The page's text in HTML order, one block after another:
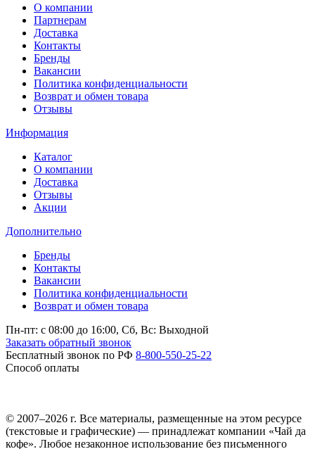
О компании
Партнерам
Доставка
Контакты
Бренды
Вакансии
Политика конфиденциальности
Возврат и обмен товара
Отзывы
Информация
Каталог
О компании
Доставка
Отзывы
Акции
Дополнительно
Бренды
Контакты
Вакансии
Политика конфиденциальности
Возврат и обмен товара
Пн-пт: c 08:00 до 16:00, Сб, Вс: Выходной
Заказать обратный звонок
Бесплатный звонок по РФ 8-800-550-25-22
Способ оплаты
© 2007–2026 г. Все материалы, размещенные на этом ресурсе
(текстовые и графические) — принадлежат компании «Чай да
кофе». Любое незаконное использование без письменного